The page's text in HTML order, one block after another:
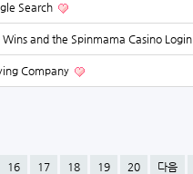
Search
and the Spinmama Casino Login
Company
16 17 18 19 20 다음